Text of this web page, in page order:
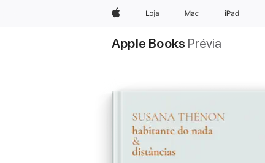
AppleLoja Mac iPad
Apple Books Prévia